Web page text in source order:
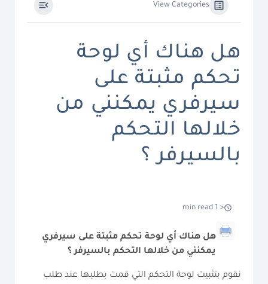
View Categories
هل هناك أي لوحة
تحكم مثبتة على
سيرفري يمكنني من
خلالها التحكم
بالسيرفر ؟
< 1 min read
هل هناك أي لوحة تحكم مثبتة على سيرفري
يمكنني من خلالها التحكم بالسيرفر ؟
نقوم بتثبيت لوحة التحكم التي قمت بطلبها عند طلب